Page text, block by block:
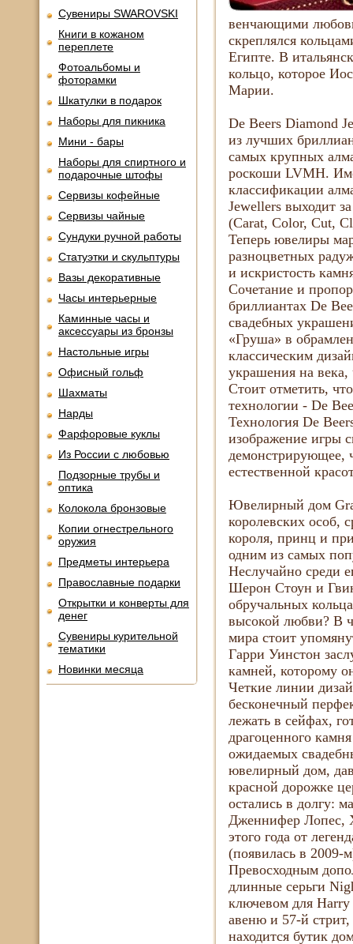
Сувениры SWAROVSKI
Книги в кожаном
переплете
Фотоальбомы и
фоторамки
Шкатулки в подарок
Наборы для пикника
Мини - бары
Наборы для спиртного и
подарочные штофы
Сервизы кофейные
Сервизы чайные
Сундуки ручной работы
Статуэтки и скульптуры
Вазы декоративные
Часы интерьерные
Каминные часы и
аксессуары из бронзы
Настольные игры
Офисный гольф
Шахматы
Нарды
Фарфоровые куклы
Из России с любовью
Подзорные трубы и
оптика
Колокола бронзовые
Копии огнестрельного
оружия
Предметы интерьера
Православные подарки
Открытки и конверты для
денег
Сувениры курительной
тематики
Новинки месяца
венчающими
скреплялся
Египте. В
кольцо, которое
Марии.
De Beers Diamond
из лучших
самых крупных
роскоши LVMH.
классификации
Jewellers выходит
(Carat, Color, Cut,
Теперь ювелиры
разноцветных
и искристость
Сочетание и
бриллиантах De
свадебных
«Груша» в
классическим
украшения на века,
Стоит отметить,
технологии - De
Технология De
изображение игры
демонстрирующее,
естественной
Ювелирный дом
королевских особ,
короля, принц и
одним из самых
Неслучайно среди
Шерон Стоун и
обручальных
высокой любви? В
мира стоит
Гарри Уинстон
камней, которому
Четкие линии
бесконечный
лежать в сейфах,
драгоценного
ожидаемых
ювелирный дом,
красной дорожке
остались в долгу:
Дженнифер Лопес,
этого года от
(появилась в 2009-
Превосходным
длинные серьги
ключевом для
авеню и 57-й
находится бутик